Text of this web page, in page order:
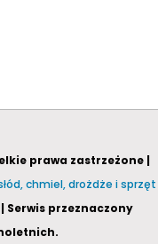
prawa zastrzeżone |
chmiel, drożdże i sprzęt
| Serwis przeznaczony